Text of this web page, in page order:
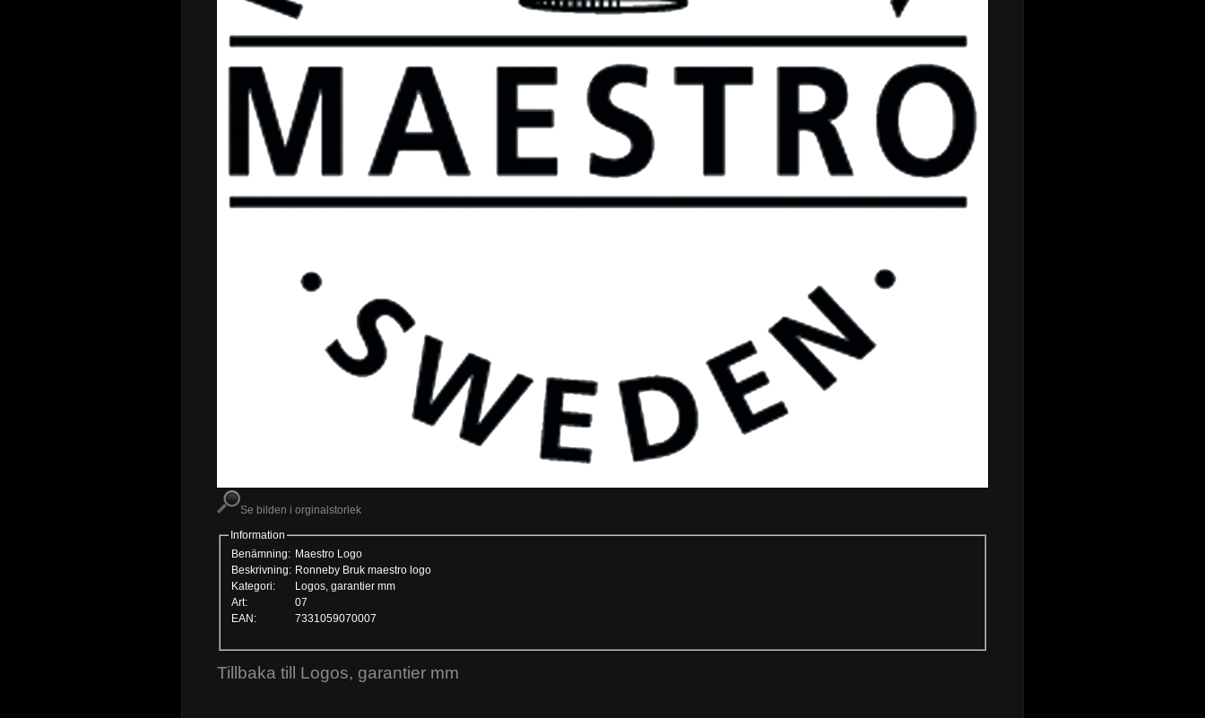
Se bilden i orginalstorlek
Information
Benämning: Maestro Logo
Beskrivning: Ronneby Bruk maestro logo
Kategori:
Logos, garantier mm
Art:
07
EAN:
7331059070007
Tillbaka till Logos, garantier mm